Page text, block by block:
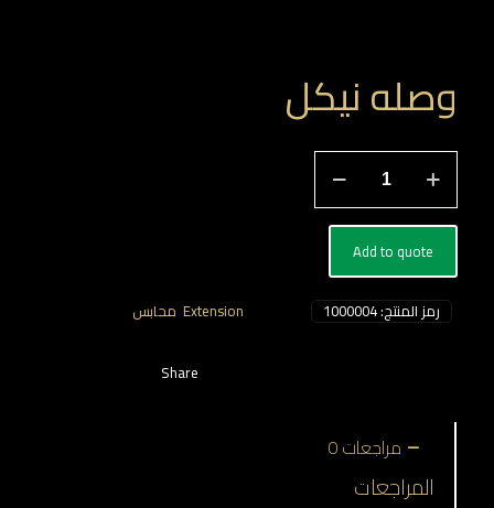
وصله نيكل
كمية
وصله
نيكل
Add to quote
رمز المنتج:1000004
Extension محابس
Share
مراجعات0
المراجعات